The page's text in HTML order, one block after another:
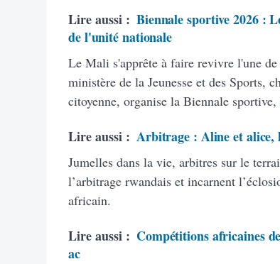
Lire aussi : Biennale sportive 2026 :
de l'unité nationale
Le Mali s'apprête à faire revivre l'une
ministère de la Jeunesse et des Sports,
citoyenne, organise la Biennale
Lire aussi : Arbitrage : Aline et alice,
Jumelles dans la vie, arbitres sur le
l’arbitrage rwandais et incarnent
africain.
Lire aussi : Compétitions africaines
ac